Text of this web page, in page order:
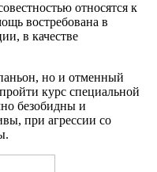
относятся к
востребована в
в качестве
но и отменный
курс специальной
безобидны и
при агрессии со